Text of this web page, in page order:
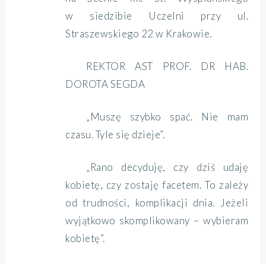
w siedzibie Uczelni przy ul.
Straszewskiego 22 w Krakowie.
REKTOR AST PROF. DR HAB.
DOROTA SEGDA
„Muszę szybko spać. Nie mam
czasu. Tyle się dzieje”.
„Rano decyduję, czy dziś udaję
kobietę, czy zostaję facetem. To zależy
od trudności, komplikacji dnia. Jeżeli
wyjątkowo skomplikowany – wybieram
kobietę”.